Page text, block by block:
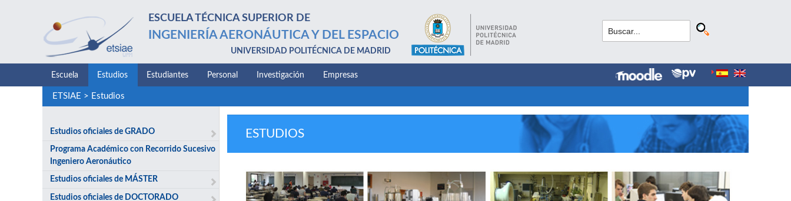
ESCUELA TÉCNICA SUPERIOR DE
INGENIERÍA AERONÁUTICA Y DEL ESPACIO
UNIVERSIDAD POLITÉCNICA DE MADRID
Escuela Estudios Estudiantes Personal Investigación Empresas
ETSIAE > Estudios
Estudios oficiales de GRADO
Programa Académico con Recorrido Sucesivo
Ingeniero Aeronáutico
Estudios oficiales de MÁSTER
Estudios oficiales de DOCTORADO
ESTUDIOS